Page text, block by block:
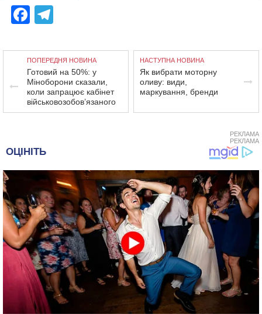
Facebook
ПОПЕРЕДНЯ НОВИНА
Готовий на 50%: у
Міноборони сказали,
коли запрацює кабінет
військовозобов’язаного
НАСТУПНА НОВИНА
Як вибрати моторну
оливу: види,
маркування, бренди
РЕКЛАМА
РЕКЛАМА